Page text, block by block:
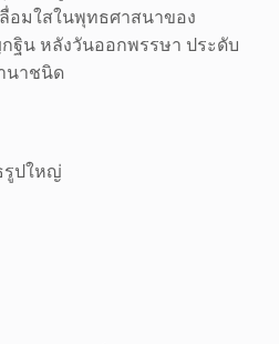
อมใสในพุทธศาสนาของ
น หลังวันออกพรรษา ประดับ
นาชนิด
รูปใหญ่